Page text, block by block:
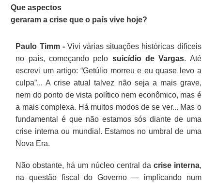
Que aspectos
geraram a crise que o país vive hoje?
Paulo Timm -Vivi várias situações históricas difíceis
no país, começando pelo suicídio de Vargas. Até
escrevi um artigo: “Getúlio morreu e eu quase levo a
culpa”... A crise atual talvez não seja a mais grave,
nem do ponto de vista político nem econômico, mas é
a mais complexa. Há muitos modos de se ver... Mas o
fundamental é que não estamos sós diante de uma
crise interna ou mundial. Estamos no umbral de uma
Nova Era.
Não obstante, há um núcleo central da crise interna,
na questão fiscal do Governo — implicando num